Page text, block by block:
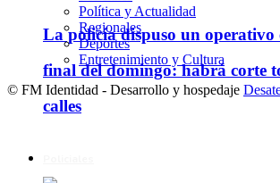
La policía dispuso un operativo
final del domingo: habrá corte
calles
Política y Actualidad
Regionales
Deportes
Entretenimiento y Cultura
© FM Identidad - Desarrollo y hospedaje